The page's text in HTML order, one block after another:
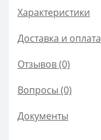
Характеристики
Доставка и оплата
Отзывов (0)
Вопросы (0)
Документы